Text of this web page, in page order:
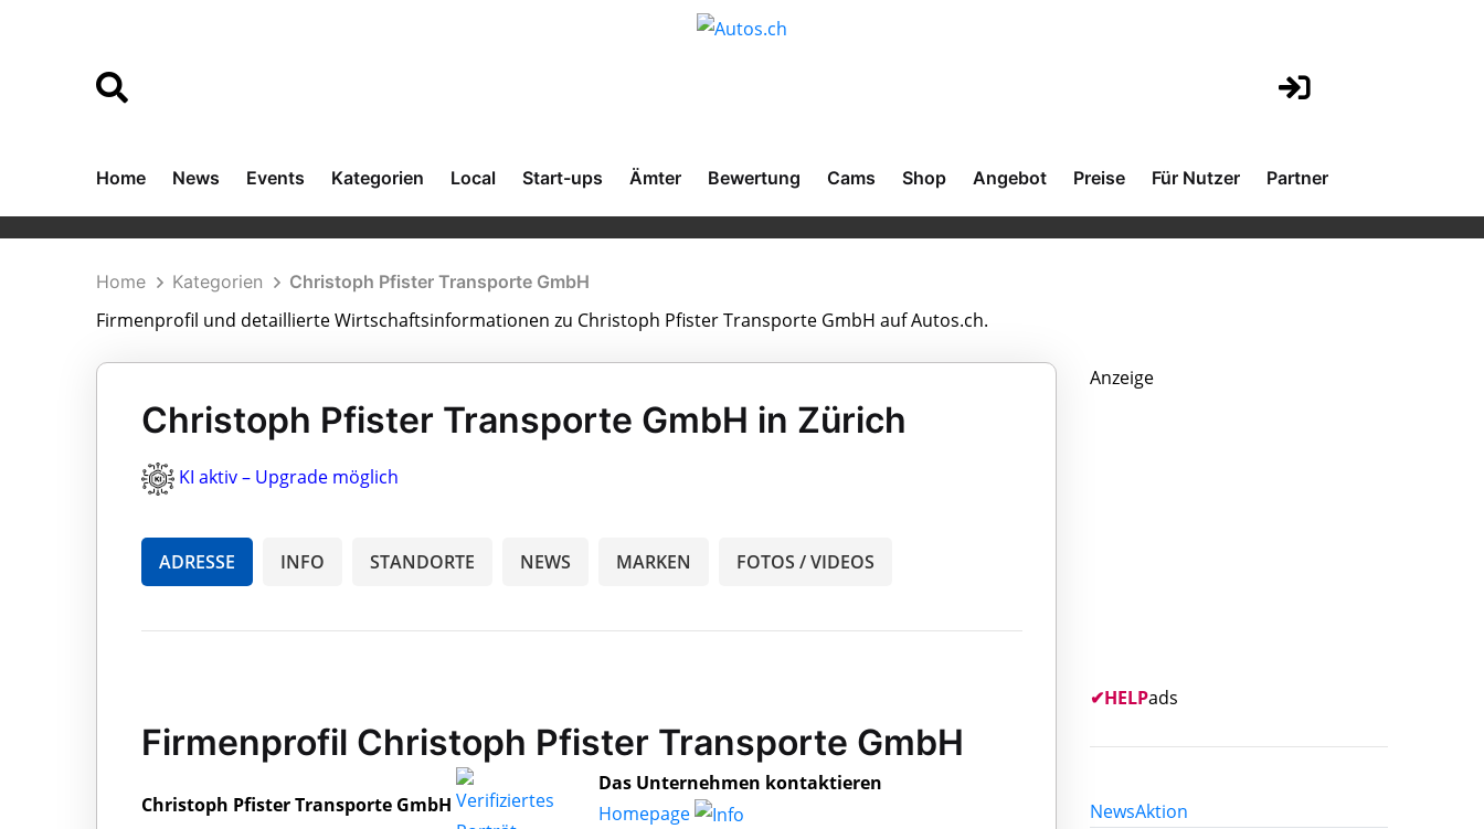
Home News Events Kategorien Local Start-ups Ämter Bewertung Cams Shop Angebot Preise Für Nutzer Partner
Home Kategorien Christoph Pfister Transporte GmbH
Firmenprofil und detaillierte Wirtschaftsinformationen zu Christoph Pfister Transporte GmbH auf Autos.ch.
Christoph Pfister Transporte GmbH in Zürich
KI aktiv – Upgrade möglich
ADRESSE INFO STANDORTE NEWS MARKEN FOTOS / VIDEOS
Firmenprofil Christoph Pfister Transporte GmbH
Christoph Pfister Transporte GmbH
Das Unternehmen kontaktieren
Homepage
Anzeige
✔HELPads
NewsAktion